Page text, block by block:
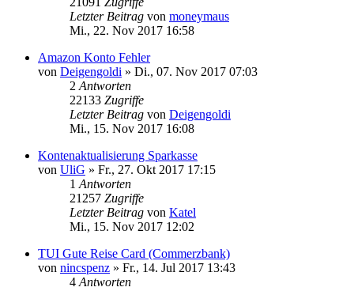
Letzter Beitrag von moneymaus
Mi., 22. Nov 2017 16:58
Amazon Konto Fehler
von Deigengoldi » Di., 07. Nov 2017 07:03
2 Antworten
22133 Zugriffe
Letzter Beitrag von Deigengoldi
Mi., 15. Nov 2017 16:08
Kontenaktualisierung Sparkasse
von UliG » Fr., 27. Okt 2017 17:15
1 Antworten
21257 Zugriffe
Letzter Beitrag von Katel
Mi., 15. Nov 2017 12:02
TUI Gute Reise Card (Commerzbank)
von nincspenz » Fr., 14. Jul 2017 13:43
4 Antworten